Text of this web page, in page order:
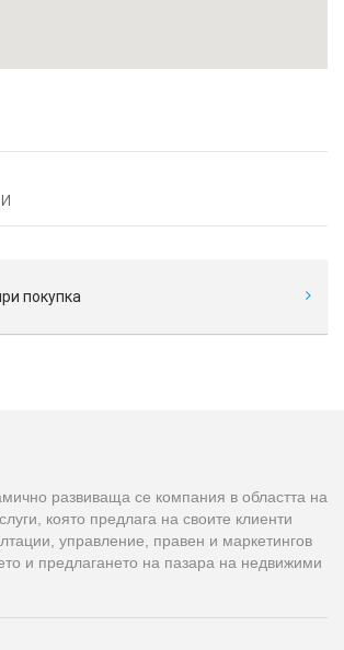
покупка
развиваща се компания в областта на
която предлага на своите клиенти
управление, правен и маркетингов
и предлагането на пазара на недвижими